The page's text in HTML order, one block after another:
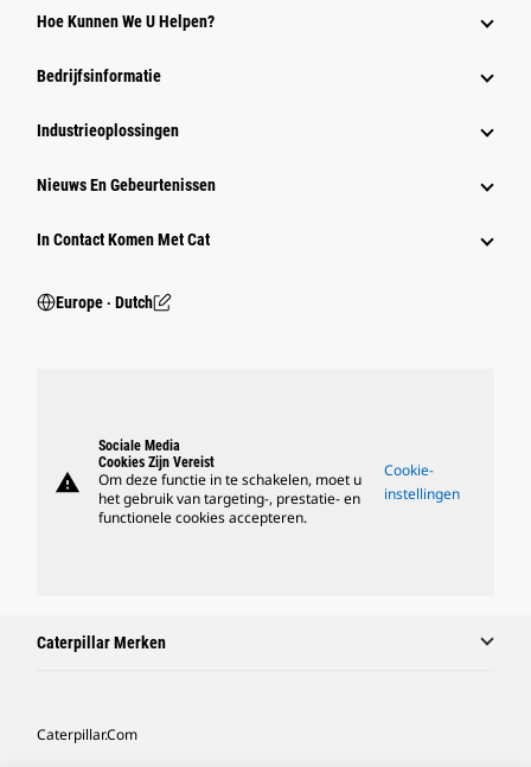
Hoe Kunnen We U Helpen?
Bedrijfsinformatie
Industrieoplossingen
Nieuws En Gebeurtenissen
In Contact Komen Met Cat
Europe ‧ Dutch
warning
Sociale Media
Cookies Zijn Vereist
Om deze functie in te schakelen, moet u
het gebruik van targeting-, prestatie- en
functionele cookies accepteren.
Cookie-
instellingen
Caterpillar Merken
Caterpillar.com